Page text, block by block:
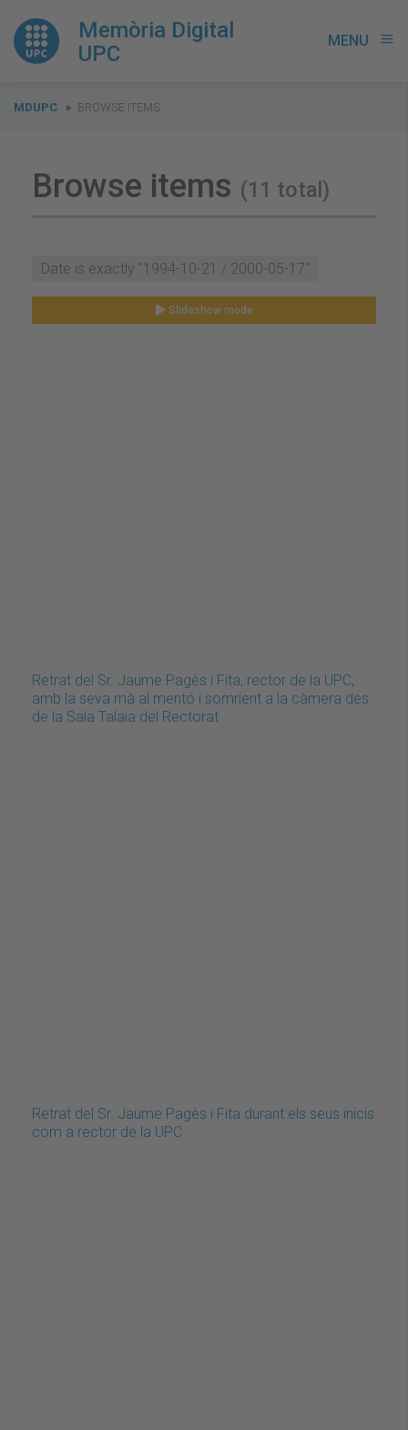
Memòria Digital
UPC
MENU menu
You
MDUPC BROWSE ITEMS
Browse items (11 total)
Date is exactly "1994-10-21 / 2000-05-17"
Slideshow mode
Retrat del Sr. Jaume Pagès i Fita, rector de la UPC,
amb la seva mà al mentó i somrient a la càmera des
de la Sala Talaia del Rectorat
Retrat del Sr. Jaume Pagès i Fita durant els seus inicis
com a rector de la UPC